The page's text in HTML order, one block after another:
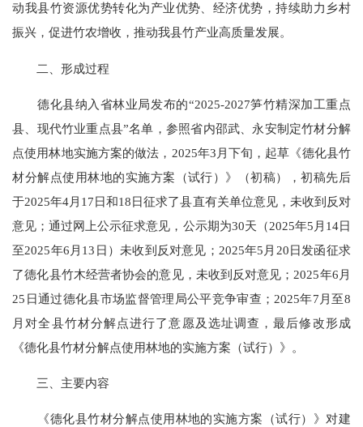
动我县竹资源优势转化为产业优势、经济优势，持续助力乡村
振兴，促进竹农增收，推动我县竹产业高质量发展。
二、形成过程
德化县纳入省林业局发布的“2025-2027笋竹精深加工重点
县、现代竹业重点县”名单，参照省内邵武、永安制定竹材分解
点使用林地实施方案的做法，2025年3月下旬，起草《德化县竹
材分解点使用林地的实施方案（试行）》（初稿），初稿先后
于2025年4月17日和18日征求了县直有关单位意见，未收到反对
意见；通过网上公示征求意见，公示期为30天（2025年5月14日
至2025年6月13日）未收到反对意见；2025年5月20日发函征求
了德化县竹木经营者协会的意见，未收到反对意见；2025年6月
25日通过德化县市场监督管理局公平竞争审查；2025年7月至8
月对全县竹材分解点进行了意愿及选址调查，最后修改形成
《德化县竹材分解点使用林地的实施方案（试行）》。
三、主要内容
《德化县竹材分解点使用林地的实施方案（试行）》对建